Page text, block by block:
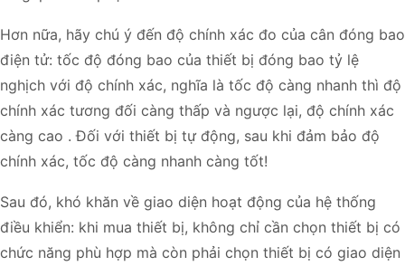
Hơn nữa, hãy chú ý đến độ chính xác đo của cân đóng bao
điện tử: tốc độ đóng bao của thiết bị đóng bao tỷ lệ
nghịch với độ chính xác, nghĩa là tốc độ càng nhanh thì độ
chính xác tương đối càng thấp và ngược lại, độ chính xác
càng cao . Đối với thiết bị tự động, sau khi đảm bảo độ
chính xác, tốc độ càng nhanh càng tốt!
Sau đó, khó khăn về giao diện hoạt động của hệ thống
điều khiển: khi mua thiết bị, không chỉ cần chọn thiết bị có
chức năng phù hợp mà còn phải chọn thiết bị có giao diện